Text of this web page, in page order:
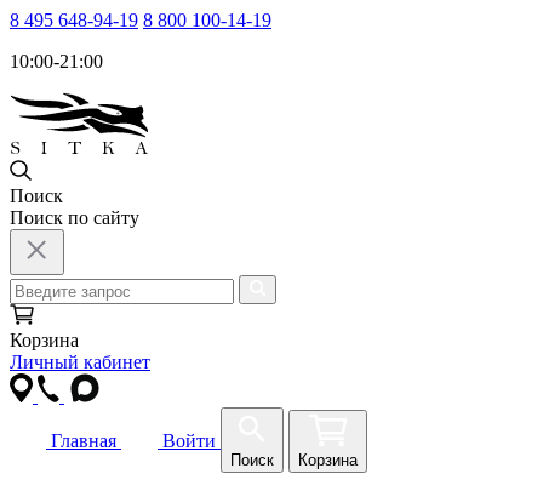
8 495 648-94-19 8 800 100-14-19
10:00-21:00
Поиск
Поиск по сайту
Корзина
Личный кабинет
Главная Войти
Поиск Корзина